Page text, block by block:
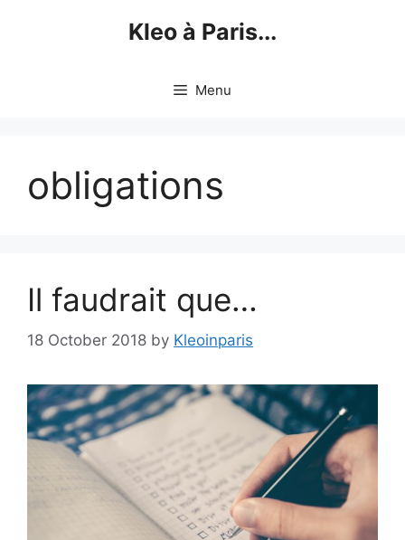
Kleo à Paris...
Menu
obligations
Il faudrait que…
18 October 2018 by Kleoinparis